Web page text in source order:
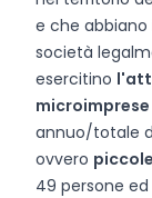
e che abbiano
società
esercitino
microimprese
annuo/totale
ovvero
49 persone